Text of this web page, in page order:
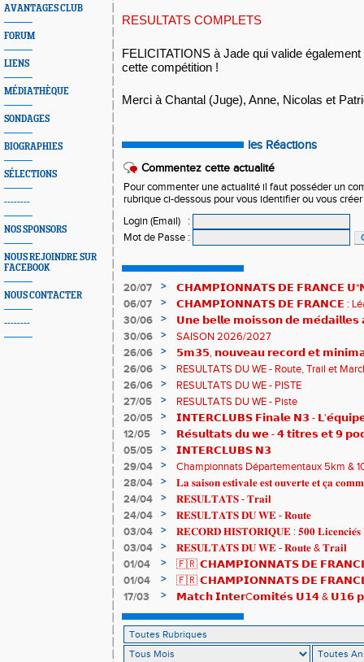
AVANTAGES CLUB
FORUM
LIENS
MÉDIATHÈQUE
SONDAGES
BIOGRAPHIES
SÉLECTIONS
--------
NOS SPONSORS
NOUS REJOINDRE SUR
FACEBOOK
NOUS CONTACTER
--------
RESULTATS COMPLETS
FELICITATIONS à Jade qui valide
cette compétition !
Merci à Chantal (Juge), Anne, Nicolas et
les Réactions
Commentez cette actualité
Pour commenter une actualité il faut posséder un
rubrique ci-dessous pour vous identifier ou vous
Login (Email)
:
Mot de Passe :
20/07 >
𝗖𝗛𝗔𝗠𝗣𝗜𝗢𝗡𝗡𝗔𝗧𝗦 𝗗𝗘 𝗙𝗥𝗔𝗡𝗖𝗘
𝗵𝗶𝘀𝘁𝗼𝗿𝗶𝗾𝘂𝗲𝘀 !
06/07 >
𝗖𝗛𝗔𝗠𝗣𝗜𝗢𝗡𝗡𝗔𝗧𝗦 𝗗𝗘 𝗙𝗥𝗔𝗡𝗖𝗘 : Léane
83è !
30/06 >
𝗨𝗻𝗲 𝗯𝗲𝗹𝗹𝗲 𝗺𝗼𝗶𝘀𝘀𝗼𝗻 𝗱𝗲
𝗔𝗨𝗥𝗔 !
30/06 >
SAISON 2026/2027
26/06
>
𝟱𝗺𝟯𝟱, 𝗻𝗼𝘂𝘃𝗲𝗮𝘂 𝗿𝗲𝗰𝗼𝗿𝗱 𝗲𝘁
𝗖𝗵𝗮𝗺𝗽𝗶𝗼𝗻𝗻𝗮𝘁𝘀 𝗱𝘂 𝗠𝗼𝗻𝗱𝗲 𝗨𝟮𝟬
26/06 >
RESULTATS DU WE - Route, Trail et
26/06
>
RESULTATS DU WE - PISTE
27/05
>
RESULTATS DU WE - Piste
20/05
>
𝗜𝗡𝗧𝗘𝗥𝗖𝗟𝗨𝗕𝗦 𝗙𝗶𝗻𝗮𝗹𝗲 𝗡𝟯 -
𝟯𝟮𝟰𝟮𝟳𝗽𝘁𝘀
12/05 >
𝗥𝗲́𝘀𝘂𝗹𝘁𝗮𝘁𝘀 𝗱𝘂 𝘄𝗲 - 𝟰 𝘁𝗶𝘁𝗿𝗲𝘀 𝗲𝘁 𝟵
05/05
>
𝗜𝗡𝗧𝗘𝗥𝗖𝗟𝗨𝗕𝗦 𝗡𝟯
29/04
>
Championnats Départementaux 5km &
de bronze et un max de plaisir pour tous !
28/04 >
𝐋𝐚 𝐬𝐚𝐢𝐬𝐨𝐧 𝐞𝐬𝐭𝐢𝐯𝐚𝐥𝐞 𝐞𝐬𝐭 𝐨𝐮𝐯𝐞𝐫𝐭𝐞 𝐞𝐭 𝐜̧𝐚
24/04
>
𝐑𝐄𝐒𝐔𝐋𝐓𝐀𝐓𝐒 - 𝐓𝐫𝐚𝐢𝐥
24/04
>
𝐑𝐄𝐒𝐔𝐋𝐓𝐀𝐓𝐒 𝐃𝐔 𝐖𝐄 - 𝐑𝐨𝐮𝐭𝐞
03/04
>
𝐑𝐄𝐂𝐎𝐑𝐃 𝐇𝐈𝐒𝐓𝐎𝐑𝐈𝐐𝐔𝐄 : 𝟓𝟎𝟎 𝐋𝐢𝐜𝐞𝐧𝐜𝐢𝐞́𝐬
03/04
>
𝐑𝐄𝐒𝐔𝐋𝐓𝐀𝐓𝐒 𝐃𝐔 𝐖𝐄 - 𝐑𝐨𝐮𝐭𝐞 & 𝐓𝐫𝐚𝐢𝐥
01/04
>
🇫🇷 𝗖𝗛𝗔𝗠𝗣𝗜𝗢𝗡𝗡𝗔𝗧𝗦 𝗗𝗘 𝗙𝗥𝗔𝗡𝗖𝗘
résultats
01/04 >
🇫🇷 𝗖𝗛𝗔𝗠𝗣𝗜𝗢𝗡𝗡𝗔𝗧𝗦 𝗗𝗘 𝗙𝗥𝗔𝗡𝗖𝗘
𝒕𝒓𝒂𝒊𝒍𝒆𝒖𝒓𝒔 𝒓𝒂𝒎𝒆̀𝒏𝒆𝒏𝒕 4 𝒎𝒆́𝒅𝒂𝒊𝒍𝒍𝒆𝒔 !
17/03 >
𝗠𝗮𝘁𝗰𝗵 𝗜𝗻𝘁𝗲𝗿C𝗼𝗺𝗶𝘁𝗲́𝘀 𝗨𝟭𝟰 & 𝗨𝟭𝟲